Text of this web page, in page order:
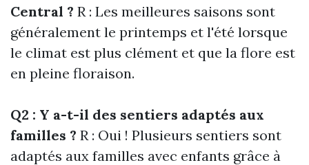
Central ? R : Les meilleures saisons sont
généralement le printemps et l'été lorsque
le climat est plus clément et que la flore est
en pleine floraison.
Q2 : Y a-t-il des sentiers adaptés aux
familles ? R : Oui ! Plusieurs sentiers sont
adaptés aux familles avec enfants grâce à